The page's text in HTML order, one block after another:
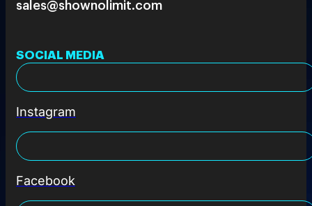
sales@shownolimit.com
SOCIAL MEDIA
Instagram
Facebook